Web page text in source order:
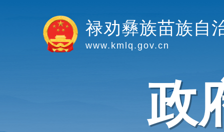
禄劝彝族苗族自
www.kmlq.gov.cn
政